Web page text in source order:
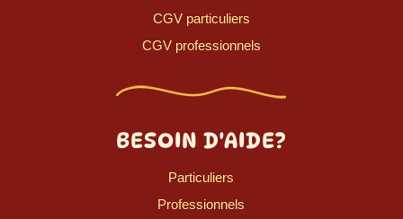
BESOIN D'AIDE?
Particuliers
Professionnels
CGV particuliers
CGV professionnels